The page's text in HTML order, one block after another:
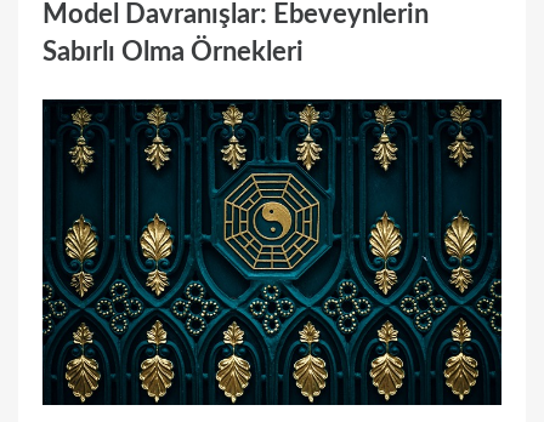
Model Davranışlar: Ebeveynlerin
Sabırlı Olma Örnekleri